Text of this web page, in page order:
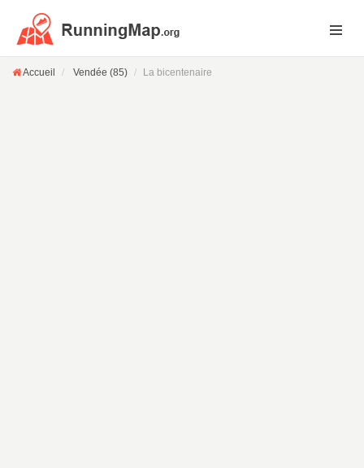
Accueil Vendée (85) La bicentenaire